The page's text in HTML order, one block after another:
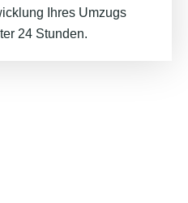
Ihres Umzugs
24 Stunden.